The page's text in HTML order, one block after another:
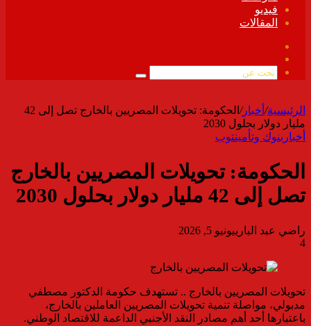
فيديو
المقالات
الموقع
بحث
الرئيسية/ أخبار/
الحكومة: تحويلات المصريين بالخارج تصل إلى 42
مليار دولار بحلول 2030
أخبار بنوك وتأمينتوب
الحكومة: تحويلات المصريين بالخارج
تصل إلى 42 مليار دولار بحلول 2030
راضي عبد البارييونيو 5, 2026
4
تحويلات المصريين بالخارج .. تستهدف حكومة الدكتور مصطفي
مدبولي، مواصلة تنمية تحويلات المصريين العاملين بالخارج،
باعتبارها أحد أهم مصادر النقد الأجنبي الداعمة للاقتصاد الوطني.